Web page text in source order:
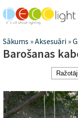
Jūs
atrodaties
Sākums »Aksesuāri »
Barošanas